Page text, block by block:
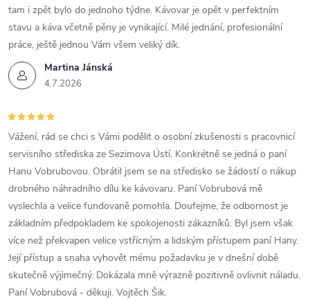
Martina Jánská
4.7.2026
tam i zpět bylo do jednoho týdne. Kávovar je opět v perfektním
stavu a káva včetně pěny je vynikající. Milé jednání, profesionální
práce, ještě jednou Vám všem veliký dík.
Vážení, rád se chci s Vámi podělit o osobní zkušenosti s pracovnicí
servisního střediska ze Sezimova Ústí. Konkrétně se jedná o paní
Hanu Vobrubovou. Obrátil jsem se na středisko se žádostí o nákup
drobného náhradního dílu ke kávovaru. Paní Vobrubová mě
vyslechla a velice fundovaně pomohla. Doufejme, že odbornost je
základním předpokladem ke spokojenosti zákazníků. Byl jsem však
více než překvapen velice vstřícným a lidským přístupem paní Hany.
Její přístup a snaha vyhovět mému požadavku je v dnešní době
skutečně výjimečný. Dokázala mně výrazně pozitivně ovlivnit náladu.
Paní Vobrubová - děkuji. Vojtěch Šik.